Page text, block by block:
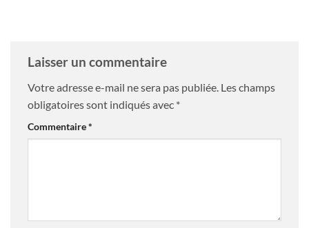
Laisser un commentaire
Votre adresse e-mail ne sera pas publiée. Les champs
obligatoires sont indiqués avec *
Commentaire*